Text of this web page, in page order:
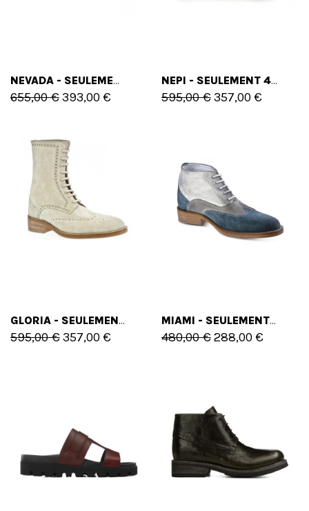
NEVADA - SEULEMENT 45 EU - 12 US
655,00 €393,00 €
NEPI - SEULEMENT 41 EU - 8 US
595,00 €357,00 €
GLORIA - SEULEMENT 41 EU - 8 US
595,00 €357,00 €
MIAMI - SEULEMENT 38/45 EU - 5/12 US
480,00 €288,00 €